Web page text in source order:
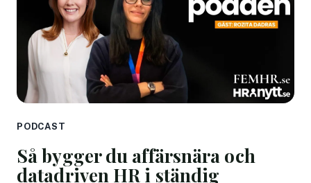
PODCAST
Så bygger du affärsnära och
datadriven HR i ständig